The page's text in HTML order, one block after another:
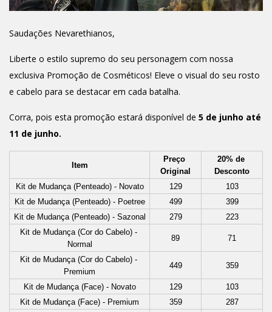
Saudações Nevarethianos,
Liberte o estilo supremo do seu personagem com nossa
exclusiva Promoção de Cosméticos! Eleve o visual do seu rosto
e cabelo para se destacar em cada batalha.
Corra, pois esta promoção estará disponível de 5 de junho até
11 de junho.
Item
Preço
Original
20% de
Desconto
Kit de Mudança (Penteado) - Novato
129
103
Kit de Mudança (Penteado) - Poetree
499
399
Kit de Mudança (Penteado) - Sazonal
279
223
Kit de Mudança (Cor do Cabelo) -
Normal
89 71
Kit de Mudança (Cor do Cabelo) -
Premium
449 359
Kit de Mudança (Face) - Novato 129
103
Kit de Mudança (Face) - Premium
359
287